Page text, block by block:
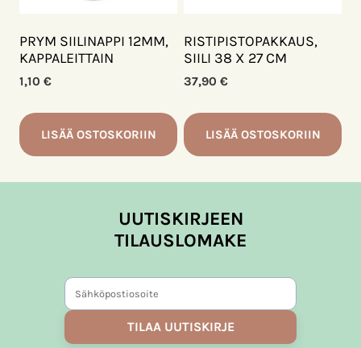
sivulla.
PRYM SIILINAPPI 12MM,
KAPPALEITTAIN
1,10 €
LISÄÄ OSTOSKORIIN
RISTIPISTOPAKKAUS,
SIILI 38 X 27 CM
37,90 €
LISÄÄ OSTOSKORIIN
UUTISKIRJEEN
TILAUSLOMAKE
TILAA UUTISKIRJE